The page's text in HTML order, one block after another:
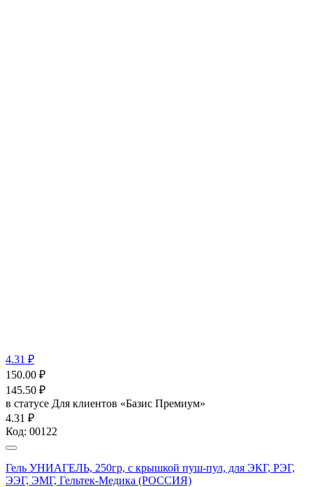
4.31 ₽
150.00 ₽
145.50 ₽
в статусе Для клиентов «Базис Премиум»
4.31 ₽
Код: 00122
Гель УНИАГЕЛЬ, 250гр, с крышкой пуш-пул, для ЭКГ, РЭГ,
ЭЭГ, ЭМГ, Гельтек-Медика (РОССИЯ)